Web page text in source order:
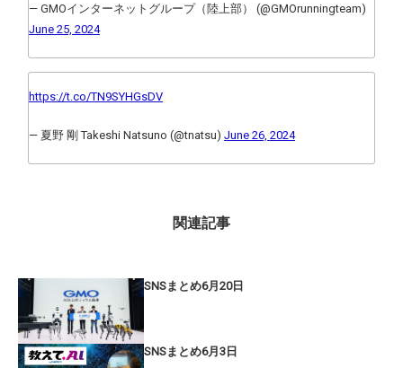
— GMOインターネットグループ（陸上部） (@GMOrunningteam)
June 25, 2024
https://t.co/TN9SYHGsDV
— 夏野 剛 Takeshi Natsuno (@tnatsu) June 26, 2024
関連記事
SNSまとめ6月20日
SNSまとめ6月3日